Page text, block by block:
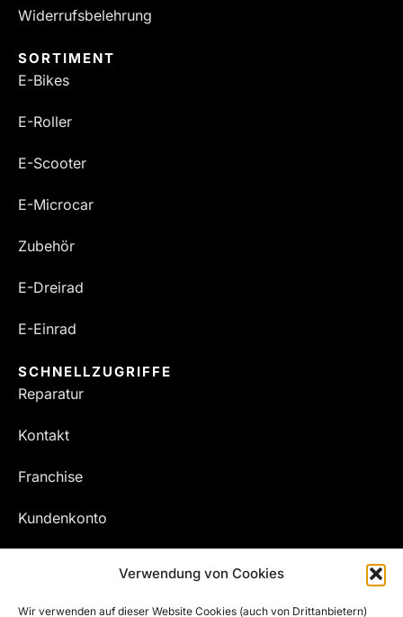
Verwendung von Cookies
Wir verwenden auf dieser Website Cookies (auch von Drittanbietern)
Widerrufsbelehrung
SORTIMENT
E-Bikes
E-Roller
E-Scooter
E-Microcar
Zubehör
E-Dreirad
E-Einrad
SCHNELLZUGRIFFE
Reparatur
Kontakt
Franchise
Kundenkonto